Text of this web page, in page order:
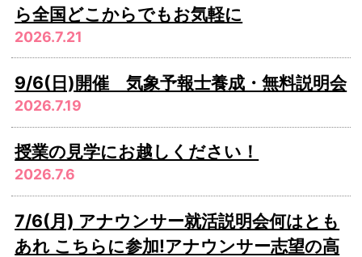
ら全国どこからでもお気軽に
2026.7.21
9/6(日)開催 気象予報士養成・無料説明会
2026.7.19
授業の見学にお越しください！
2026.7.6
7/6(月) アナウンサー就活説明会何はとも
あれ こちらに参加!アナウンサー志望の高